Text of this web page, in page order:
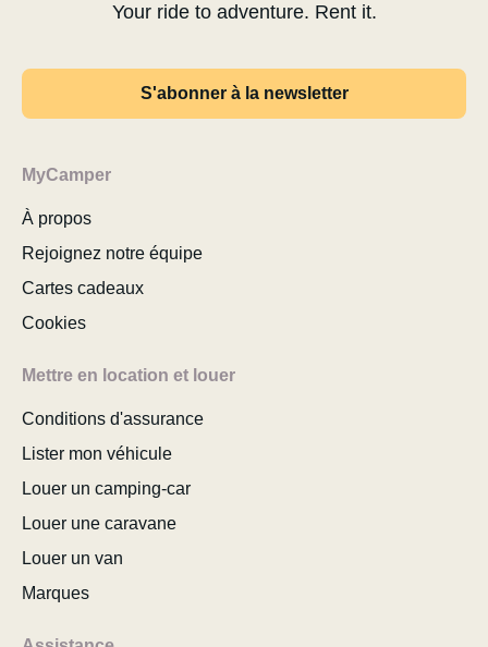
Your ride to adventure. Rent it.
S'abonner à la newsletter
MyCamper
À propos
Rejoignez notre équipe
Cartes cadeaux
Cookies
Mettre en location et louer
Conditions d'assurance
Lister mon véhicule
Louer un camping-car
Louer une caravane
Louer un van
Marques